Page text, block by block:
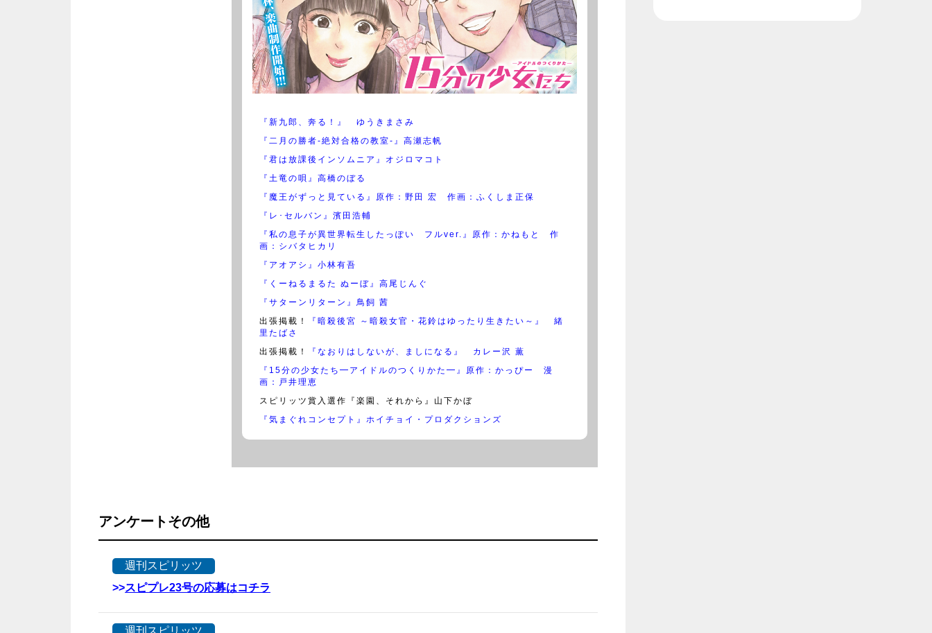
『新九郎、奔る！』 ゆうきまさみ
『二月の勝者-絶対合格の教室-』高瀬志帆
『君は放課後インソムニア』オジロマコト
『土竜の唄』高橋のぼる
『魔王がずっと見ている』原作：野田 宏 作画：ふくしま正保
『レ･セルバン』濱田浩輔
『私の息子が異世界転生したっぽい フルver.』原作：かねもと 作
画：シバタヒカリ
『アオアシ』小林有吾
『くーねるまるた ぬーぼ』高尾じんぐ
『サターンリターン』鳥飼 茜
出張掲載！
『暗殺後宮 ～暗殺女官・花鈴はゆったり生きたい～』 緒
里たばさ
出張掲載！
『なおりはしないが、ましになる』 カレー沢 薫
『15分の少女たち━アイドルのつくりかた━』原作：かっぴー 漫
画：戸井理恵
スピリッツ賞入選作『楽園、それから』山下かぼ
『気まぐれコンセプト』ホイチョイ・プロダクションズ
アンケートその他
週刊スピリッツ
>>スピプレ23号の応募はコチラ